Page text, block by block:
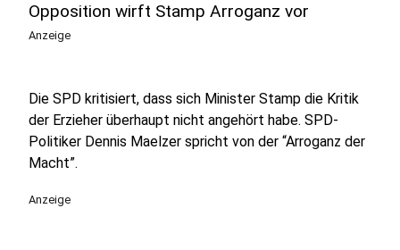
Opposition wirft Stamp Arroganz vor
Anzeige
Die SPD kritisiert, dass sich Minister Stamp die Kritik
der Erzieher überhaupt nicht angehört habe. SPD-
Politiker Dennis Maelzer spricht von der “Arroganz der
Macht”.
Anzeige